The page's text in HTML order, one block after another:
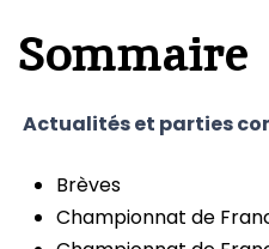
Sommaire
Actualités et parties
Brèves
Championnat de